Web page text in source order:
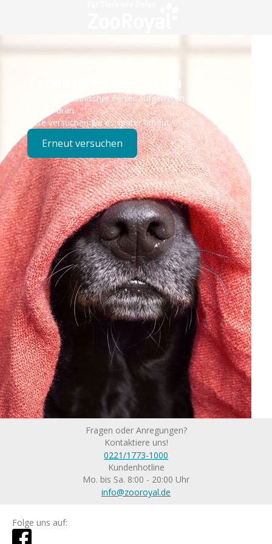
Technisches Problem
Es ist ein technischer Fehler aufgetreten – wir sind
bereits dran.
Bitte versuchen Sie es später erneut.
Erneut versuchen
Fragen oder Anregungen?
Kontaktiere uns!
0221/1773-1000
Kundenhotline
Mo. bis Sa. 8:00 - 20:00 Uhr
info@zooroyal.de
Folge uns auf: